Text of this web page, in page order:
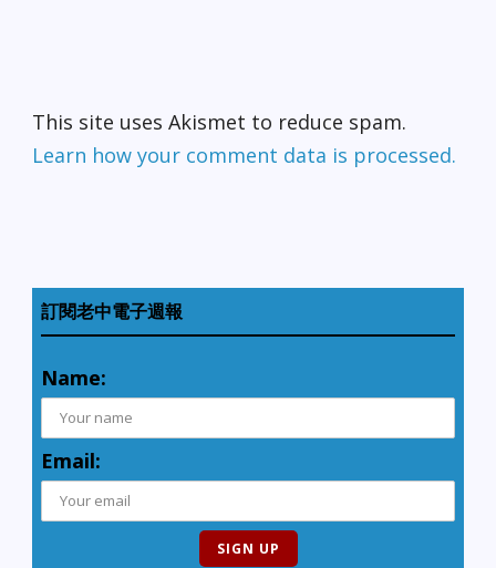
This site uses Akismet to reduce spam.
Learn how your comment data is processed.
訂閱老中電子週報
Name:
Email: